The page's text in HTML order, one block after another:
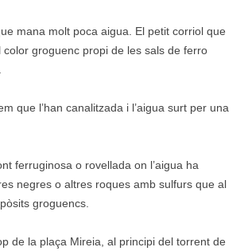
mana molt poca aigua. El petit corriol que
color groguenc propi de les sals de ferro
que l’han canalitzada i l’aigua surt per una
ferruginosa o rovellada on l’aigua ha
negres o altres roques amb sulfurs que al
groguencs.
de la plaça Mireia, al principi del torrent de